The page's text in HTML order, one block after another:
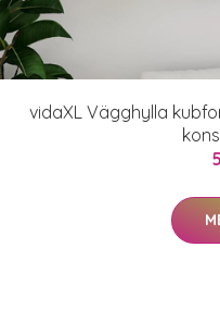
vidaXL Vägghylla